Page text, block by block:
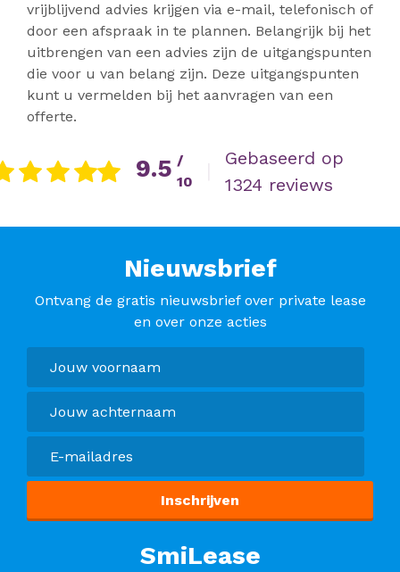
vrijblijvend advies krijgen via e-mail, telefonisch of
door een afspraak in te plannen. Belangrijk bij het
uitbrengen van een advies zijn de uitgangspunten
die voor u van belang zijn. Deze uitgangspunten
kunt u vermelden bij het aanvragen van een
offerte.
9.5 /
10
Gebaseerd op
1324 reviews
Nieuwsbrief
Ontvang de gratis nieuwsbrief over private lease
en over onze acties
SmiLease